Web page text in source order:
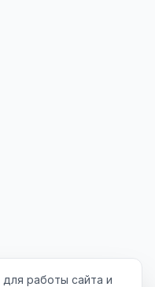
для работы сайта и